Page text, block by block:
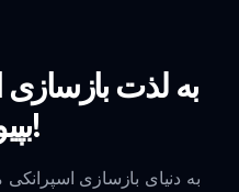
به لذت بازسازی
بپیوندید!
به دنیای بازسازی